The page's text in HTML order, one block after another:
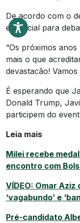
De acordo com o
essencial para
“Os próximos
mais o que
devastacão! Vamos
É esperando que
Donald Trump,
participem do
Leia mais
Milei recebe
encontro com
VÍDEO: Omar Aziz
‘vagabundo’ e
Pré-candidato